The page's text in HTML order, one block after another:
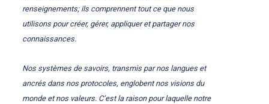
renseignements; ils comprennent tout ce que nous
utilisons pour créer, gérer, appliquer et partager nos
connaissances.
Nos systèmes de savoirs, transmis par nos langues et
ancrés dans nos protocoles, englobent nos visions du
monde et nos valeurs. C’est la raison pour laquelle notre